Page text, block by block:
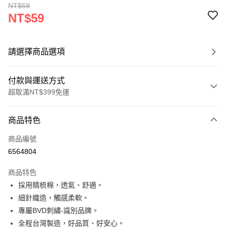
NT$69
NT$59
請選擇商品選項
付款與運送方式
超取滿NT$399免運
信用卡一次付款
超商取貨付款
Apple Pay
街口支付
悠遊付
商品特色
商品編號
6564804
商品特色
採用精梳棉，透氣、舒適。
細針織造，觸感柔軟。
專屬BVD刺繡-識別品牌。
全程台灣製造，好品質、好安心。